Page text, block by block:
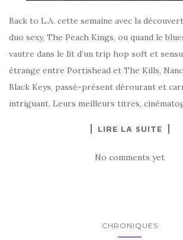
Back to L.A. cette semaine avec la
duo sexy, The Peach Kings, ou quand le
vautre dans le lit d’un trip hop soft et
étrange entre Portishead et The Kills,
Black Keys, passé-présent dérourant et
intriguant. Leurs meilleurs titres,
LIRE LA SUITE
No comments yet
CHRONIQUES